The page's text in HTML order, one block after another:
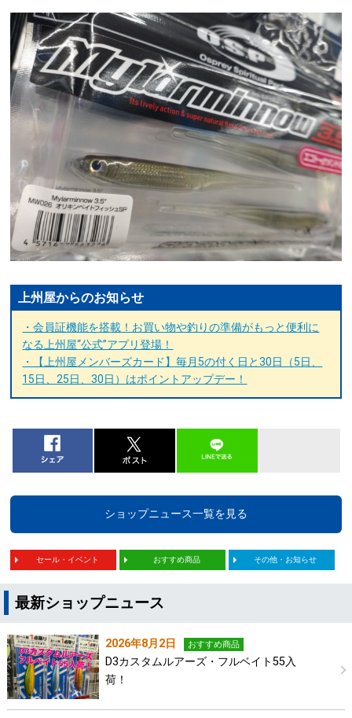
上州屋からのお知らせ
・会員証機能を搭載！お買い物や釣りの準備がもっと便利に
なる上州屋“公式”アプリ登場！
・【上州屋メンバーズカード】毎月5の付く日と30日（5日、
15日、25日、30日）はポイントアップデー！
ショップニュース一覧を見る
セール・イベント おすすめ商品 その他・お知らせ
最新ショップニュース
2026年8月2日 おすすめ商品
D3カスタムルアーズ・フルベイト55入
荷！